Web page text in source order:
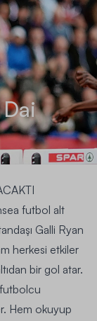
futbol alt
Galli Ryan
herkesi etkiler
bir gol atar.
Hem okuyup